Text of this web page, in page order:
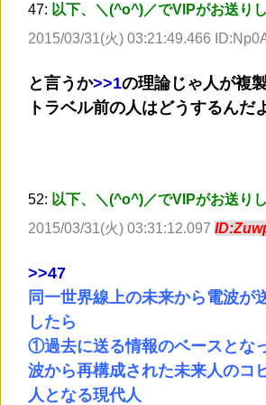
47: 以下、＼(^o^)／でVIPがお送り
2015/03/31(火) 03:21:49.466
と言うか>>1の理論じゃ人が複
トラベル前の人はどうするんだ
52: 以下、＼(^o^)／でVIPがお送り
2015/03/31(火) 03:31:12.097
>>47
同一世界線上の未来から電波が
したら
①過去に送る情報のベースとな
波から再構成された未来人のコ
人となる現代人